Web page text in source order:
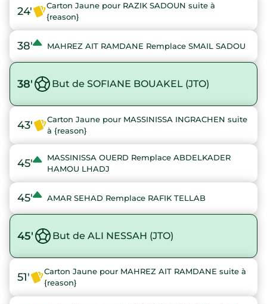
24'
Carton Jaune pour RAZIK SADOUN suite à
{reason}
38' MAHREZ AIT RAMDANE Remplace SMAIL SADOU
38' But de SOFIANE BOUAKEL (JTO)
43'
Carton Jaune pour MASSINISSA INGRACHEN suite
à {reason}
45'
MASSINISSA OUERD Remplace ABDELKADER
HAMOU LHADJ
45' AMAR SEHAD Remplace RAFIK TELLAB
45' But de ALI NESSAH (JTO)
51'
Carton Jaune pour MAHREZ AIT RAMDANE suite à
{reason}